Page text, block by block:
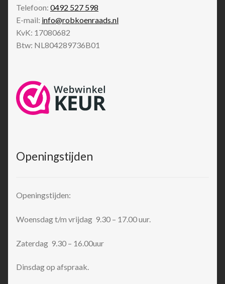
Telefoon: 0492 527 598
E-mail: info@robkoenraads.nl
KvK: 17080682
Btw: NL804289736B01
Openingstijden
Openingstijden:
Woensdag t/m vrijdag 9.30 – 17.00 uur.
Zaterdag 9.30 – 16.00uur
Dinsdag op afspraak.